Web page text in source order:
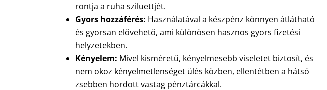
rontja a ruha sziluettjét.
Gyors hozzáférés: Használatával a készpénz könnyen átlátható
és gyorsan elővehető, ami különösen hasznos gyors fizetési
helyzetekben.
Kényelem: Mivel kisméretű, kényelmesebb viseletet biztosít, és
nem okoz kényelmetlenséget ülés közben, ellentétben a hátsó
zsebben hordott vastag pénztárcákkal.